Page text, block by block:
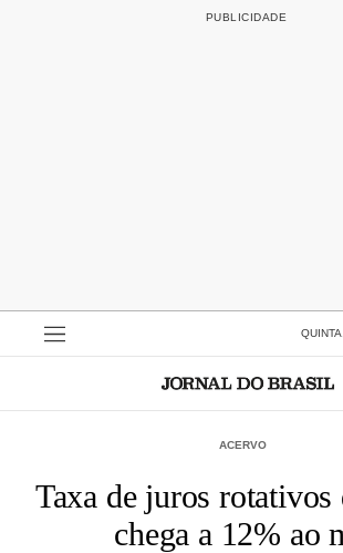
ACERVO
Taxa de juros rotativos
chega a 12% ao